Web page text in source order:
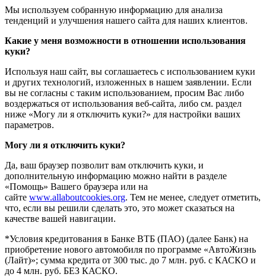
Мы используем собранную информацию для анализа
тенденций и улучшения нашего сайта для наших клиентов.
Какие у меня возможности в отношении использования
куки?
Используя наш сайт, вы соглашаетесь с использованием куки
и других технологий, изложенных в нашем заявлении. Если
вы не согласны с таким использованием, просим Вас либо
воздержаться от использования веб-сайта, либо см. раздел
ниже «Могу ли я отключить куки?» для настройки ваших
параметров.
Могу ли я отключить куки?
Да, ваш браузер позволит вам отключить куки, и
дополнительную информацию можно найти в разделе
«Помощь» Вашего браузера или на
сайте www.allaboutcookies.org. Тем не менее, следует отметить,
что, если вы решили сделать это, это может сказаться на
качестве вашей навигации.
*Условия кредитования в Банке ВТБ (ПАО) (далее Банк) на
приобретение нового автомобиля по программе «АвтоЖизнь
(Лайт)»; сумма кредита от 300 тыс. до 7 млн. руб. с КАСКО и
до 4 млн. руб. БЕЗ КАСКО.